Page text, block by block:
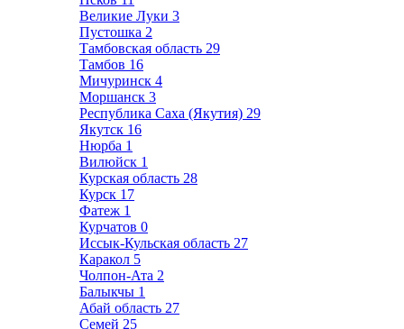
Великие Луки 3
Пустошка 2
Тамбовская область 29
Тамбов 16
Мичуринск 4
Моршанск 3
Республика Саха (Якутия) 29
Якутск 16
Нюрба 1
Вилюйск 1
Курская область 28
Курск 17
Фатеж 1
Курчатов 0
Иссык-Кульская область 27
Каракол 5
Чолпон-Ата 2
Балыкчы 1
Абай область 27
Семей 25